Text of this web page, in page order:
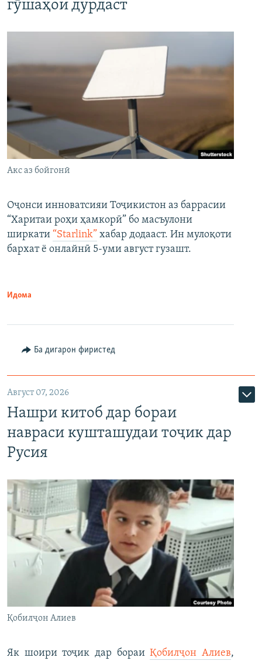
гӯшаҳои дурдаст
Акс аз бойгонӣ
Оҷонси инноватсияи Тоҷикистон аз баррасии
“Харитаи роҳи ҳамкорӣ” бо масъулони
ширкати “Starlink” хабар додааст. Ин мулоқоти
бархат ё онлайнӣ 5-уми август гузашт.
Идома
Ба дигарон фиристед
Август 07, 2026
Нашри китоб дар бораи
навраси кушташудаи тоҷик дар
Русия
Қобилҷон Алиев
Як шоири тоҷик дар бораиҚобилҷон Алиев,